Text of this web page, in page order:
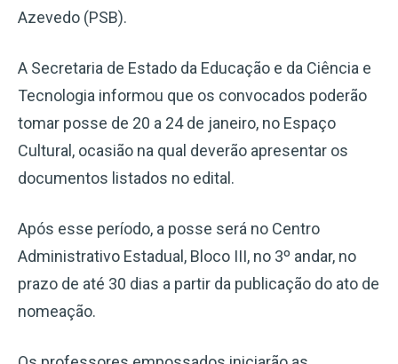
Azevedo (PSB).
A Secretaria de Estado da Educação e da Ciência e
Tecnologia informou que os convocados poderão
tomar posse de 20 a 24 de janeiro, no Espaço
Cultural, ocasião na qual deverão apresentar os
documentos listados no edital.
Após esse período, a posse será no Centro
Administrativo Estadual, Bloco III, no 3º andar, no
prazo de até 30 dias a partir da publicação do ato de
nomeação.